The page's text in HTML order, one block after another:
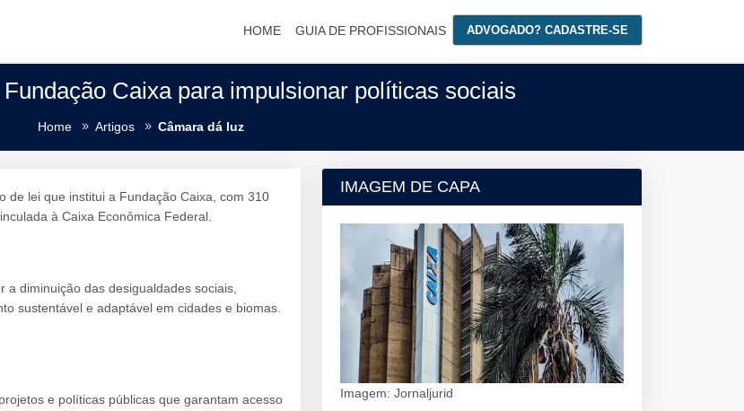
HOME GUIA DE PROFISSIONAIS ADVOGADO? CADASTRE-SE
Caixa para impulsionar políticas sociais
Home Artigos Câmara dá luz
de lei que institui a Fundação Caixa, com 310
à Caixa Econômica Federal.
diminuição das desigualdades sociais,
sustentável e adaptável em cidades e biomas.
e políticas públicas que garantam acesso
IMAGEM DE CAPA
Imagem: Jornaljurid